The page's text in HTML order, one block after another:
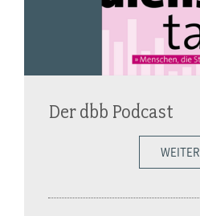
Der dbb Podcast
WEITER